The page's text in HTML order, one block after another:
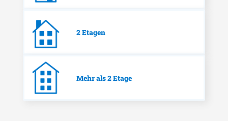
2 Etagen
Mehr als 2 Etage